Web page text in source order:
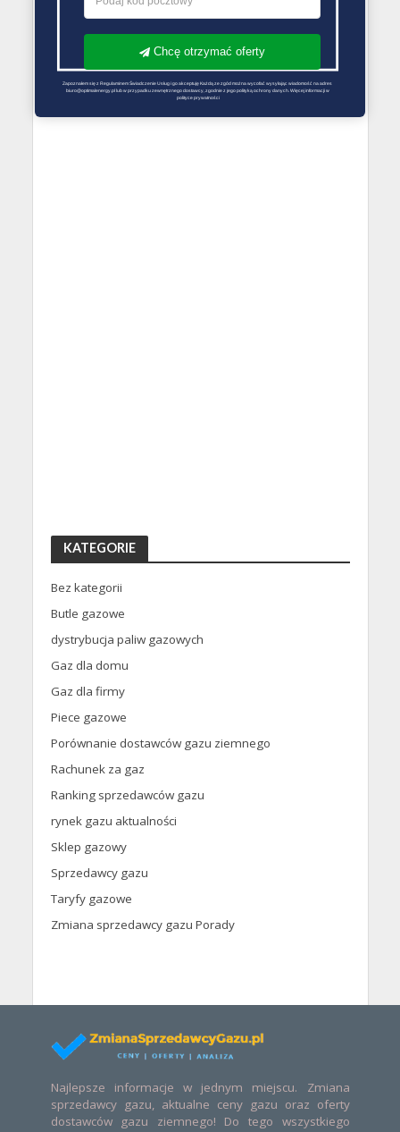
KATEGORIE
Bez kategorii
Butle gazowe
dystrybucja paliw gazowych
Gaz dla domu
Gaz dla firmy
Piece gazowe
Porównanie dostawców gazu ziemnego
Rachunek za gaz
Ranking sprzedawców gazu
rynek gazu aktualności
Sklep gazowy
Sprzedawcy gazu
Taryfy gazowe
Zmiana sprzedawcy gazu Porady
Najlepsze informacje w jednym miejscu. Zmiana
sprzedawcy gazu, aktualne ceny gazu oraz oferty
dostawców gazu ziemnego! Do tego wszystkiego
Chcę otrzymać oferty
Zapoznałem się z Regulaminem Świadczenie Usług i go akceptuję Każdą ze zgód można wycofać wysyłając wiadomość na adres
biuro@optimalenergy.pl lub w przypadku zewnętrznego dostawcy, zgodnie z jego polityką ochrony danych. Więcej informacji w
polityce prywatności